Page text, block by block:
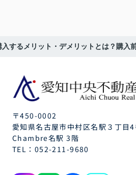
するメリット・デメリットとは？購入
〒450-0002
愛知県名古屋市中村区名駅３丁目
Chambre名駅 3階
TEL： 052-211-9680